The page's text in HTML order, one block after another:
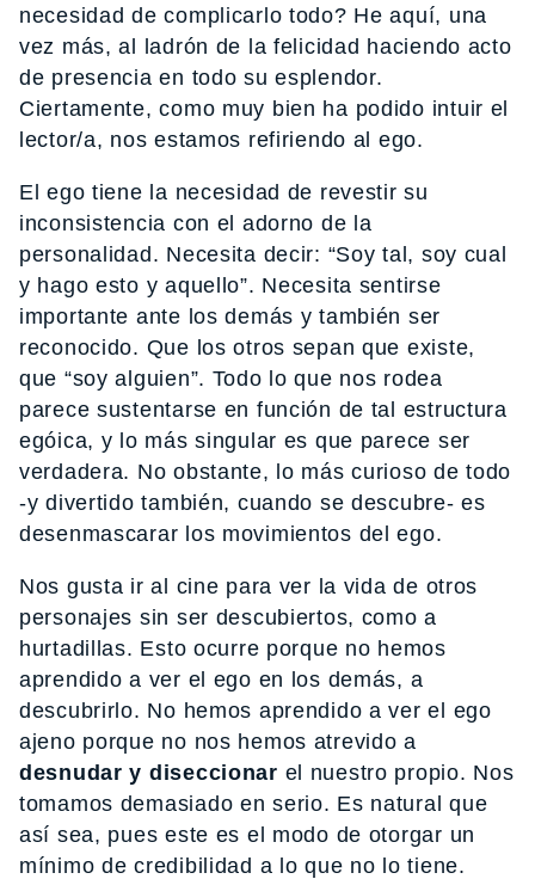
necesidad de complicarlo todo? He aquí, una
vez más, al ladrón de la felicidad haciendo acto
de presencia en todo su esplendor.
Ciertamente, como muy bien ha podido intuir el
lector/a, nos estamos refiriendo al ego.
El ego tiene la necesidad de revestir su
inconsistencia con el adorno de la
personalidad. Necesita decir: “Soy tal, soy cual
y hago esto y aquello”. Necesita sentirse
importante ante los demás y también ser
reconocido. Que los otros sepan que existe,
que “soy alguien”. Todo lo que nos rodea
parece sustentarse en función de tal estructura
egóica, y lo más singular es que parece ser
verdadera. No obstante, lo más curioso de todo
-y divertido también, cuando se descubre- es
desenmascarar los movimientos del ego.
Nos gusta ir al cine para ver la vida de otros
personajes sin ser descubiertos, como a
hurtadillas. Esto ocurre porque no hemos
aprendido a ver el ego en los demás, a
descubrirlo. No hemos aprendido a ver el ego
ajeno porque no nos hemos atrevido a
desnudar y diseccionar el nuestro propio. Nos
tomamos demasiado en serio. Es natural que
así sea, pues este es el modo de otorgar un
mínimo de credibilidad a lo que no lo tiene.